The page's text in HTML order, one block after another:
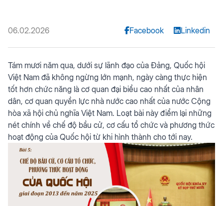
06.02.2026 Facebook Linkedin
Tám mươi năm qua, dưới sự lãnh đạo của Đảng, Quốc hội
Việt Nam đã không ngừng lớn mạnh, ngày càng thực hiện
tốt hơn chức năng là cơ quan đại biểu cao nhất của nhân
dân, cơ quan quyền lực nhà nước cao nhất của nước Cộng
hòa xã hội chủ nghĩa Việt Nam. Loạt bài này điểm lại những
nét chính về chế độ bầu cử, cơ cấu tổ chức và phương thức
hoạt động của Quốc hội từ khi hình thành cho tới nay.